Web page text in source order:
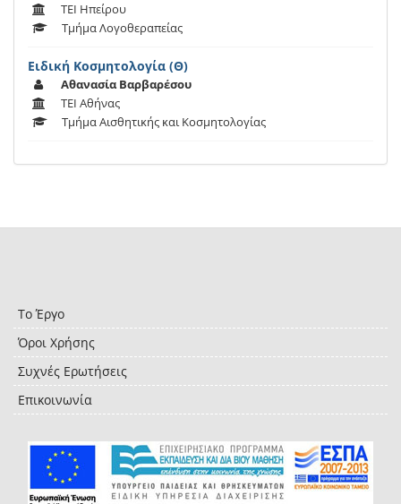
ΤΕΙ Ηπείρου
Τμήμα Λογοθεραπείας
Ειδική Κοσμητολογία (Θ)
Αθανασία Βαρβαρέσου
ΤΕΙ Αθήνας
Τμήμα Αισθητικής και Κοσμητολογίας
Το Έργο
Όροι Χρήσης
Συχνές Ερωτήσεις
Επικοινωνία